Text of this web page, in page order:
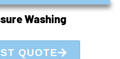
Washing
QUOTE